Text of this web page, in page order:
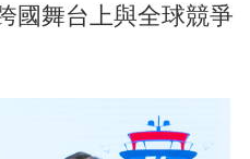
國舞台上與全球競爭